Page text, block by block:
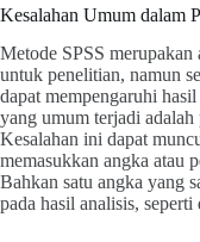
Kesalahan Umum dalam
Metode SPSS merupakan
untuk penelitian, namun
dapat mempengaruhi
yang umum terjadi
Kesalahan ini dapat
memasukkan angka atau
Bahkan satu angka yang
pada hasil analisis,